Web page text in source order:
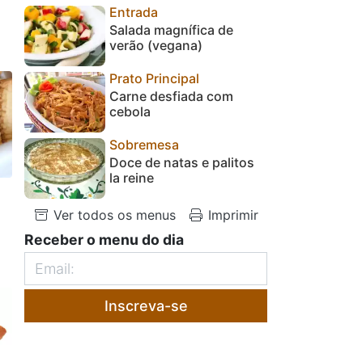
Entrada
Salada magnífica de
verão (vegana)
Prato Principal
Carne desfiada com
cebola
Sobremesa
Doce de natas e palitos
la reine
Ver todos os menus Imprimir
Receber o menu do dia
Inscreva-se